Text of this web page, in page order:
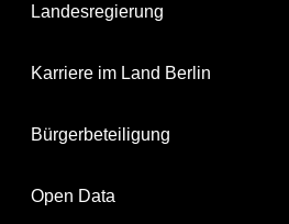
Landesregierung
Karriere im Land Berlin
Bürgerbeteiligung
Open Data